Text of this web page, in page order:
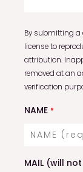
By submitting a
license to
attribution.
removed at an
verification
NAME *
MAIL (will